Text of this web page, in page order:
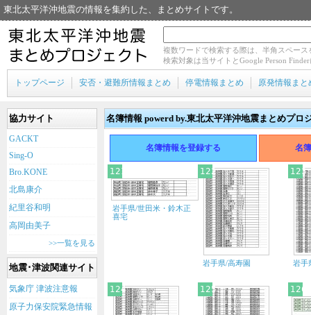
東北太平洋沖地震の情報を集約した、まとめサイトです。
複数ワードで検索する際は、半角スペース
検索対象は当サイトとGoogle Person
トップページ 安否・避難所情報まとめ 停電情報まとめ 原発情報まと
協力サイト
GACKT
Sing-O
Bro.KONE
北島康介
紀里谷和明
高岡由美子
>>一覧を見る
地震･津波関連サイト
気象庁 津波注意報
原子力保安院緊急情報
名簿情報 powerd by.東北太平洋沖地震まとめプロ
名簿情報を登録する 名
121
岩手県/世田米・鈴木正
喜宅
122
岩手県/高寿園
123
岩手
124 125 126